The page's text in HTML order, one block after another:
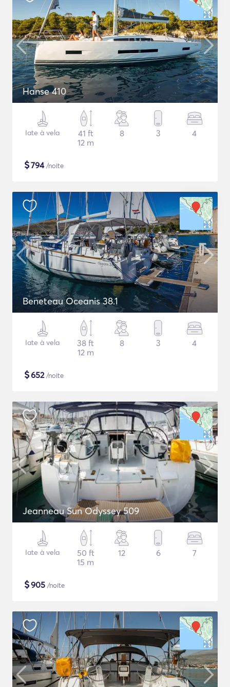
Hanse 410
Iate à vela
41 ft
12 m
8 3 4
$794/noite
Beneteau Oceanis 38.1
Iate à vela
38 ft
12 m
8 3 4
$652/noite
Jeanneau Sun Odyssey 509
Iate à vela
50 ft
15 m
12 6 7
$905 /noite